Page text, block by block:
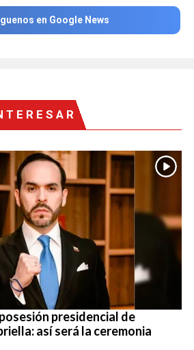
en Google News
presidencial de
así será la ceremonia